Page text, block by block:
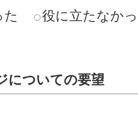
た
役に立たなか
についての要望